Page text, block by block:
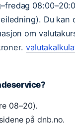
Du kan
om
08–20).
på dnb.no.